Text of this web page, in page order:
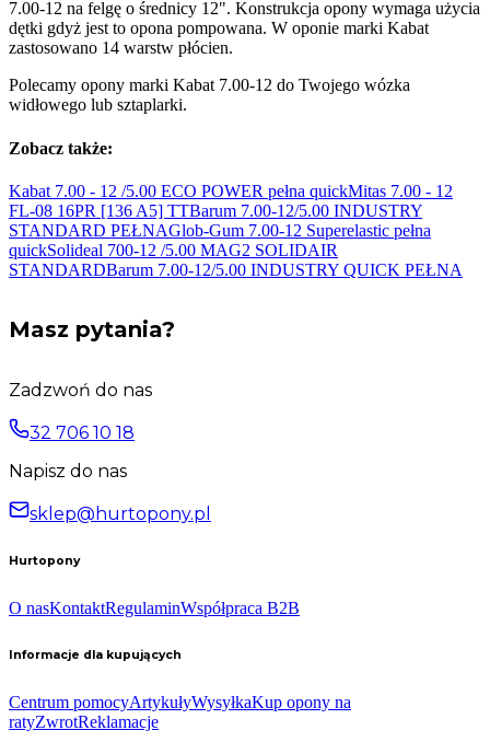
7.00-12 na felgę o średnicy 12". Konstrukcja opony wymaga użycia
dętki gdyż jest to opona pompowana. W oponie marki Kabat
zastosowano 14 warstw płócien.
Polecamy opony marki Kabat 7.00-12 do Twojego wózka
widłowego lub sztaplarki.
Zobacz także:
Kabat 7.00 - 12 /5.00 ECO POWER pełna quickMitas 7.00 - 12
FL-08 16PR [136 A5] TTBarum 7.00-12/5.00 INDUSTRY
STANDARD PEŁNAGlob-Gum 7.00-12 Superelastic pełna
quickSolideal 700-12 /5.00 MAG2 SOLIDAIR
STANDARDBarum 7.00-12/5.00 INDUSTRY QUICK PEŁNA
Masz pytania?
Zadzwoń do nas
32 706 10 18
Napisz do nas
sklep@hurtopony.pl
Hurtopony
O nasKontaktRegulaminWspółpraca B2B
Informacje dla kupujących
Centrum pomocyArtykułyWysyłkaKup opony na
ratyZwrotReklamacje